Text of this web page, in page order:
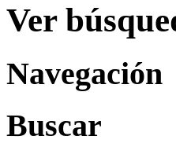
Ver
Navegación
Buscar